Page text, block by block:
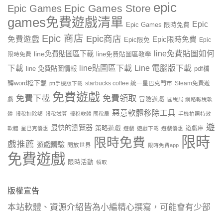
Epic Games Epic Games Store epic
games免費遊戲清單 Epic Games 限時免費 Epic
免費遊戲 Epic 商店 Epic商店 Epic限免 Epic限時免費 Epic
限時免費 line免費貼圖區下載 line免費貼圖區教學
line免費貼圖如何
下載
line 免費貼圖情報 line貼圖區下載 Line 電腦版下載 pdf檔
轉word檔下載 ptt手機版下載 starbucks coffee 統一星巴克門市 Steam免費遊
戲 免費下載 免費遊戲 免費領取 冒險遊戲 國稅局 網路報稅軟
體 報稅扣除額 報稅試算 報稅軟體 國稅局 惡意軟體移除工具 手機拍照特效
軟體 星巴克優惠 最快的瀏覽器 策略遊戲 遊戲 遊戲下載 遊戲優惠 遊戲庫 遊
戲推薦 遊戲體驗 開放世界 限時免費 限時免費app
限時
免費遊戲 限時活動 領取
版權宣告
本站軟體、資源介紹皆為小編精心撰寫，可能會有少部